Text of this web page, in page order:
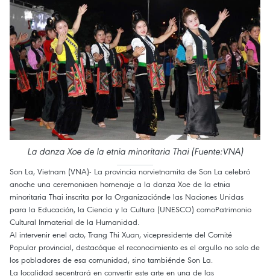
La danza Xoe de la etnia minoritaria Thai (Fuente:VNA)
Son La, Vietnam (VNA)- La provincia norvietnamita de Son La celebró
anoche una ceremoniaen homenaje a la danza Xoe de la etnia
minoritaria Thai inscrita por la Organizaciónde las Naciones Unidas
para la Educación, la Ciencia y la Cultura (UNESCO) comoPatrimonio
Cultural Inmaterial de la Humanidad.
Al intervenir enel acto, Trang Thi Xuan, vicepresidente del Comité
Popular provincial, destacóque el reconocimiento es el orgullo no solo de
los pobladores de esa comunidad, sino tambiénde Son La.
La localidad secentrará en convertir este arte en una de las